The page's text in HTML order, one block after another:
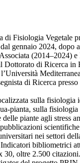
di Fisiologia Vegetale
gennaio 2024, dopo
(2014–2024)
Dottorato di Ricerca in
di Ricerca
sulla fisiologia
pianta, sulla
delle piante agli stress
nei settori
bibliometrici
30, oltre 2.500 citazioni.